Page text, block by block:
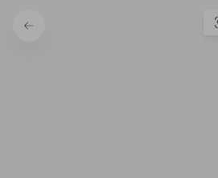
Takaisin